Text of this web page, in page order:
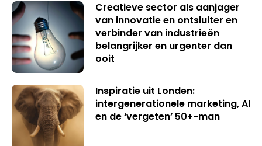
Creatieve sector als aanjager
van innovatie en ontsluiter en
verbinder van industrieën
belangrijker en urgenter dan
ooit
Inspiratie uit Londen:
intergenerationele marketing, AI
en de ‘vergeten’ 50+-man